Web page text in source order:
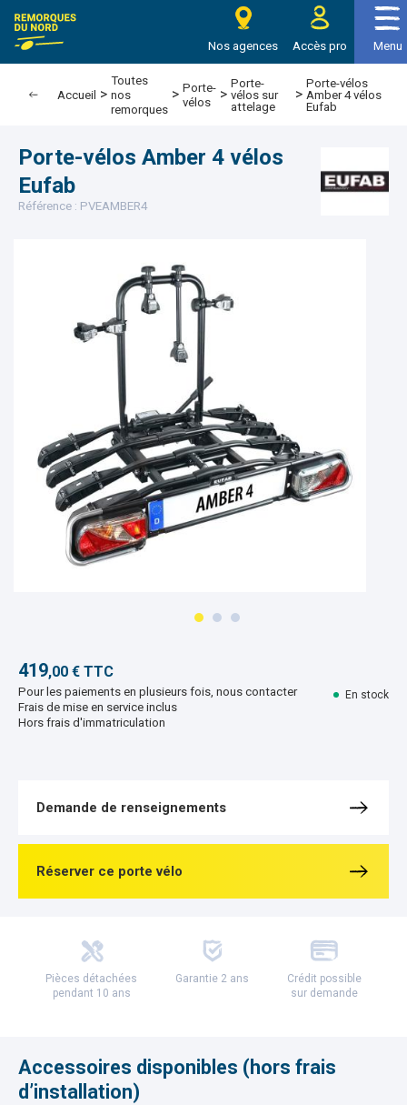
Remorques du nord
Nos agences Accès pro Menu
Accueil >
Toutes
nos
remorques
> Porte-
vélos >
Porte-
vélos sur
attelage
>
Porte-vélos
Amber 4 vélos
Eufab
419,00 € TTC
Pour les paiements en plusieurs fois, nous contacter
Frais de mise en service inclus
Hors frais d'immatriculation
En stock
Porte-vélos Amber 4 vélos
Eufab
Référence : PVEAMBER4
Demande de renseignements
Réserver ce porte vélo
Pièces détachées
pendant 10 ans
Garantie 2 ans
Crédit possible
sur demande
Accessoires disponibles (hors frais
d’installation)